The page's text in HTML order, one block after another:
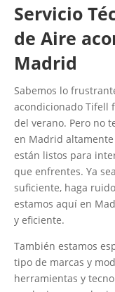
Servicio
de Aire
Madrid
Sabemos lo
acondicionado Tifell
del verano. Pero no
en Madrid
están listos para
que enfrentes. Ya
suficiente, haga
estamos aquí en
y eficiente.
También estamos
tipo de marcas y
herramientas y